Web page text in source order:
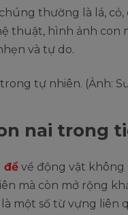
thường là lá, cỏ,
thuật, hình ảnh
và tự do.
nai trong
đề về động vật
mà còn mở rộng
là một số từ vựng liên